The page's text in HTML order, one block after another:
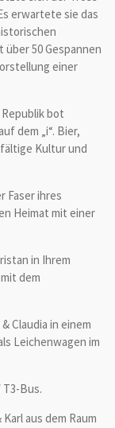
erwartete sie das
50 Gespannen
einer
bot
dem „i“. Bier,
Kultur und
Faser ihres
Heimat mit einer
in Ihrem
dem
Claudia in einem
Leichenwagen im
T3-Bus.
aus dem Raum